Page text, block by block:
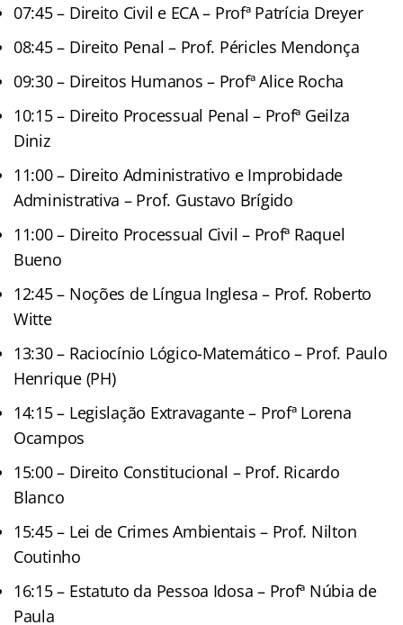
07:45 – Direito Civil e ECA – Profª Patrícia Dreyer
08:45 – Direito Penal – Prof. Péricles Mendonça
09:30 – Direitos Humanos – Profª Alice Rocha
10:15 – Direito Processual Penal – Profª Geilza
Diniz
11:00 – Direito Administrativo e Improbidade
Administrativa – Prof. Gustavo Brígido
11:00 – Direito Processual Civil – Profª Raquel
Bueno
12:45 – Noções de Língua Inglesa – Prof. Roberto
Witte
13:30 – Raciocínio Lógico-Matemático – Prof. Paulo
Henrique (PH)
14:15 – Legislação Extravagante – Profª Lorena
Ocampos
15:00 – Direito Constitucional – Prof. Ricardo
Blanco
15:45 – Lei de Crimes Ambientais – Prof. Nilton
Coutinho
16:15 – Estatuto da Pessoa Idosa – Profª Núbia de
Paula